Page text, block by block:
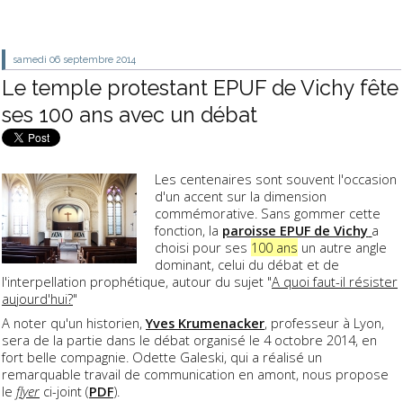
samedi 06 septembre 2014
Le temple protestant EPUF de Vichy fête
ses 100 ans avec un débat
Les centenaires sont souvent l'occasion
d'un accent sur la dimension
commémorative. Sans gommer cette
fonction, la paroisse EPUF de Vichy a
choisi pour ses 100 ans un autre angle
dominant, celui du débat et de
l'interpellation prophétique, autour du sujet "A quoi faut-il résister
aujourd'hui?"
A noter qu'un historien,Yves Krumenacker, professeur à Lyon,
sera de la partie dans le débat organisé le 4 octobre 2014, en
fort belle compagnie. Odette Galeski, qui a réalisé un
remarquable travail de communication en amont, nous propose
le flyer ci-joint (PDF).